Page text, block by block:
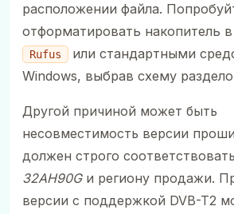
расположении файла.
отформатировать накопитель
Rufus
или стандартными
Windows, выбрав схему
Другой причиной может быть
несовместимость версии
должен строго
32AH90Gи региону продажи.
версии с поддержкой DVB-T2